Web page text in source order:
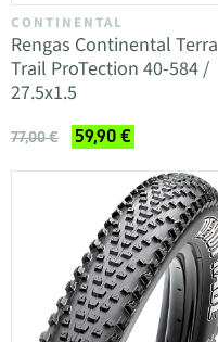
CONTINENTAL
Rengas Continental Terra
Trail ProTection 40-584 /
27.5x1.5
77,00 € 59,90 €